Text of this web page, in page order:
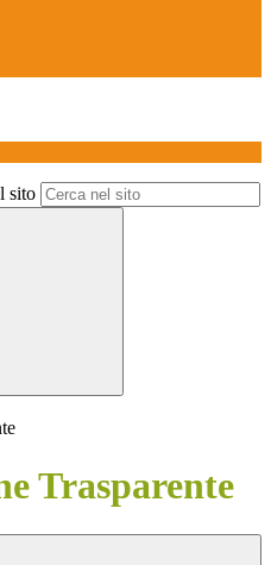
sito
Trasparente